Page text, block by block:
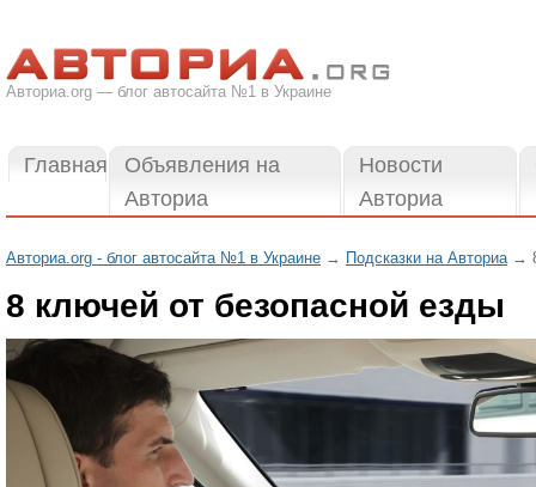
Авториа.org — блог автосайта №1 в Украине
Главная
Объявления на
Авториа
Новости
Авториа
Авториа.org - блог автосайта №1 в Украине → Подсказки на Авториа→ 8
8 ключей от безопасной езды